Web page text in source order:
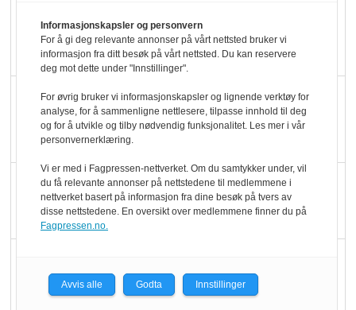
yoghurt: Trues av
melkemangel
Marit Kolby vant
Økologisk Norge sin
hederspris
Blir enklere å velge
økologisk i butikkhylla
med å få tak i nok melk
Informasjonskapsler og personvern
For å gi deg relevante annonser på vårt nettsted bruker vi
informasjon fra ditt besøk på vårt nettsted. Du kan reservere
deg mot dette under "Innstillinger".
For øvrig bruker vi informasjonskapsler og lignende verktøy for
analyse, for å sammenligne nettlesere, tilpasse innhold til deg
og for å utvikle og tilby nødvendig funksjonalitet. Les mer i vår
personvernerklæring.
Vi er med i Fagpressen-nettverket. Om du samtykker under, vil
du få relevante annonser på nettstedene til medlemmene i
nettverket basert på informasjon fra dine besøk på tvers av
disse nettstedene. En oversikt over medlemmene finner du på
Fagpressen.no.
Avvis alle Godta Innstillinger